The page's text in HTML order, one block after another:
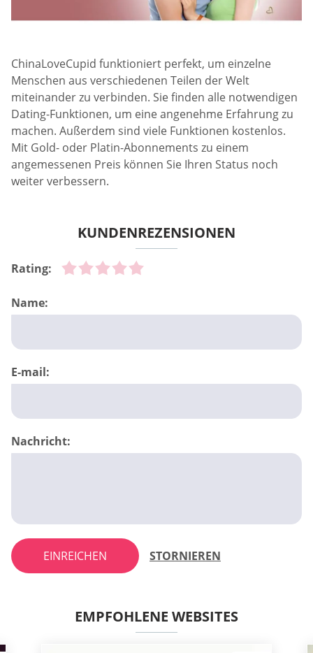
ChinaLoveCupid funktioniert perfekt, um einzelne
Menschen aus verschiedenen Teilen der Welt
miteinander zu verbinden. Sie finden alle notwendigen
Dating-Funktionen, um eine angenehme Erfahrung zu
machen. Außerdem sind viele Funktionen kostenlos.
Mit Gold- oder Platin-Abonnements zu einem
angemessenen Preis können Sie Ihren Status noch
weiter verbessern.
KUNDENREZENSIONEN
Rating:
Name:
E-mail:
Nachricht:
EINREICHEN STORNIEREN
EMPFOHLENE WEBSITES